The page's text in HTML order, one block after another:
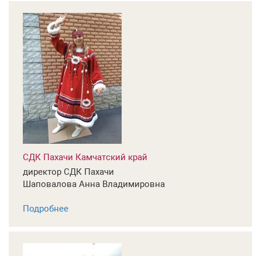
СДК Пахачи Камчатский край
директор СДК Пахачи
Шаповалова Анна Владимировна
Подробнее